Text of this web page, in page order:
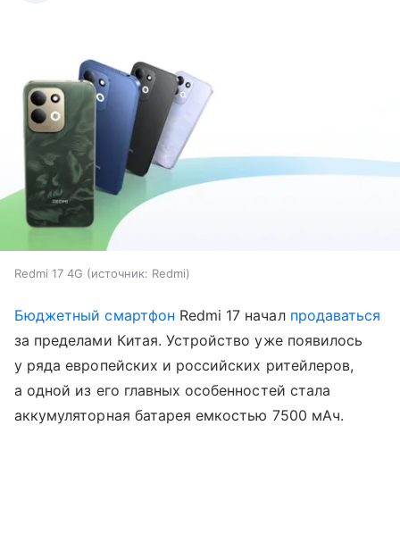
Redmi 17 4G источник: Redmi
Бюджетный смартфон Redmi 17 начал продаваться
за пределами Китая. Устройство уже появилось
у ряда европейских и российских ритейлеров,
а одной из его главных особенностей стала
аккумуляторная батарея емкостью 7500 мАч.